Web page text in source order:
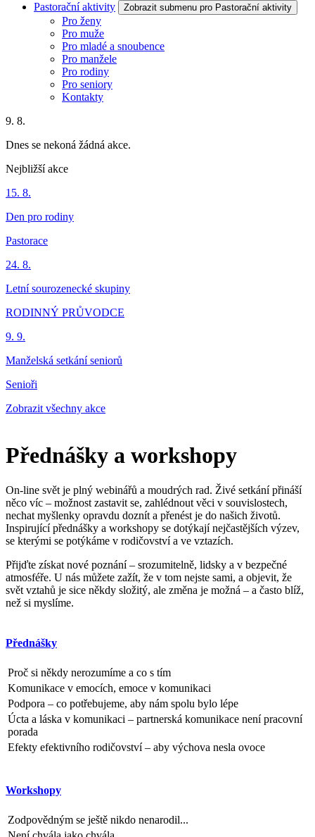
Pastorační aktivity
Zobrazit submenu pro Pastorační aktivity
Pro ženy
Pro muže
Pro mladé a snoubence
Pro manžele
Pro rodiny
Pro seniory
Kontakty
9. 8.
Dnes se nekoná žádná akce.
Nejbližší akce
15. 8.
Den pro rodiny
Pastorace
24. 8.
Letní sourozenecké skupiny
RODINNÝ PRŮVODCE
9. 9.
Manželská setkání seniorů
Senioři
Zobrazit všechny akce
Přednášky a workshopy
On-line svět je plný webinářů a moudrých rad. Živé setkání přináší
něco víc – možnost zastavit se, zahlédnout věci v souvislostech,
nechat myšlenky opravdu doznít a přenést je do našich životů.
Inspirující přednášky a workshopy se dotýkají nejčastějších výzev,
se kterými se potýkáme v rodičovství a ve vztazích.
Přijďte získat nové poznání – srozumitelně, lidsky a v bezpečné
atmosféře. U nás můžete zažít, že v tom nejste sami, a objevit, že
svět vztahů je sice někdy složitý, ale změna je možná – a často blíž,
než si myslíme.
Přednášky
Proč si někdy nerozumíme a co s tím
Komunikace v emocích, emoce v komunikaci
Podpora – co potřebujeme, aby nám spolu bylo lépe
Úcta a láska v komunikaci – partnerská komunikace není pracovní
porada
Efekty efektivního rodičovství – aby výchova nesla ovoce
Workshopy
Zodpovědným se ještě nikdo nenarodil...